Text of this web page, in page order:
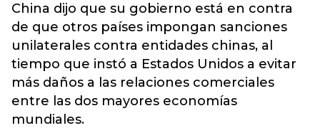
China dijo que su gobierno está en contra
de que otros países impongan sanciones
unilaterales contra entidades chinas, al
tiempo que instó a Estados Unidos a evitar
más daños a las relaciones comerciales
entre las dos mayores economías
mundiales.